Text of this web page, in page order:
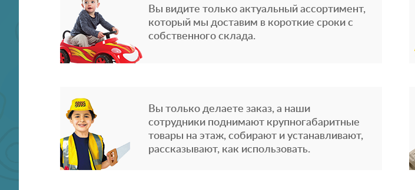
Вы видите только актуальный ассортимент,
который мы доставим в короткие сроки с
собственного склада.
Вы только делаете заказ, а наши
сотрудники поднимают крупногабаритные
товары на этаж, собирают и устанавливают,
рассказывают, как использовать.